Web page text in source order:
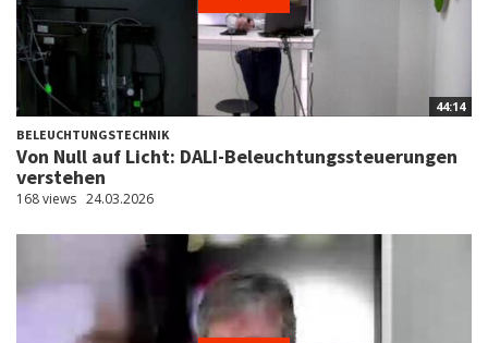
44:14
BELEUCHTUNGSTECHNIK
Von Null auf Licht: DALI-Beleuchtungssteuerungen
verstehen
168 views 24.03.2026